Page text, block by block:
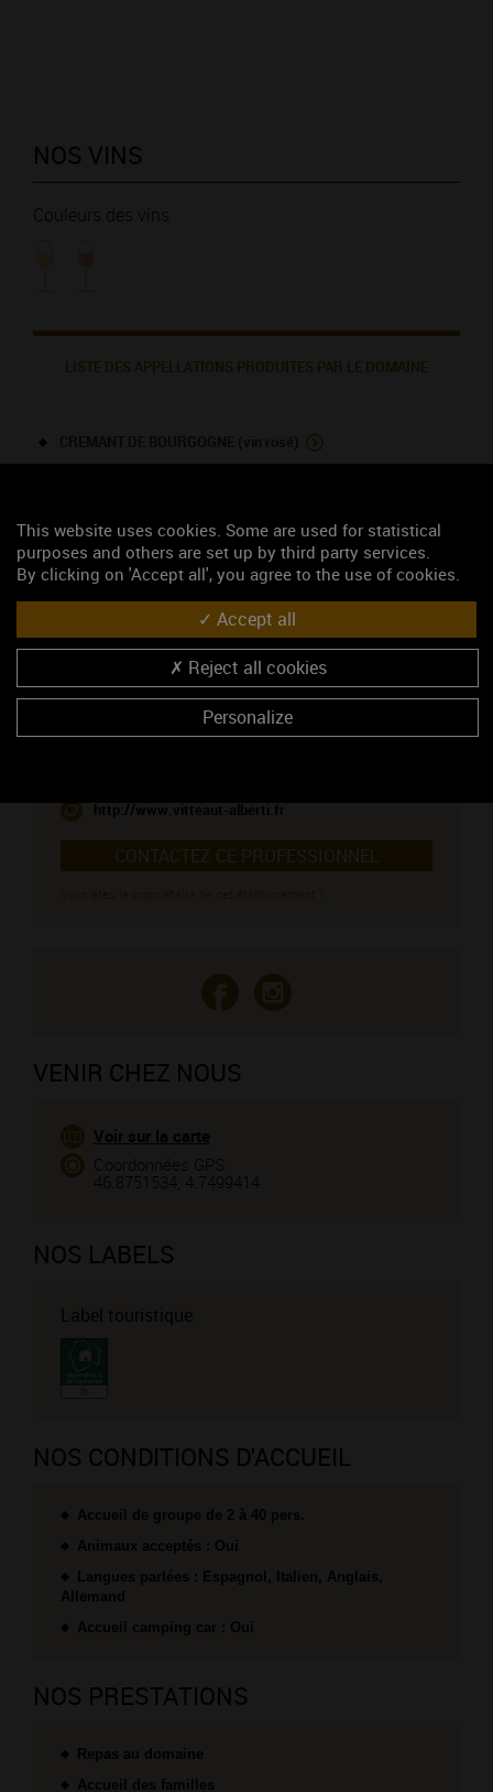
NOS VINS
Couleurs des vins
LISTE DES APPELLATIONS PRODUITES PAR LE DOMAINE
NOUS CONTACTER
Maison Vitteaut-Alberti
Négociant
16, rue de la Buisserolle
71150 RULLY
Mesdames BAUDRION / NEUZILLET Valérie /
http://www.vitteaut-alberti.fr
CONTACTEZ CE PROFESSIONNEL
VENIR CHEZ NOUS
Voir sur la carte
Coordonnées GPS :
46.8751534, 4.7499414
NOS LABELS
Label touristique
NOS CONDITIONS D'ACCUEIL
Accueil de groupe de 2 à 40 pers.
Animaux acceptés : Oui
Langues parlées : Espagnol, Italien, Anglais,
Allemand
Accueil camping car : Oui
NOS PRESTATIONS
Repas au domaine
Accueil des familles
This website uses cookies. Some are used for statistical
purposes and others are set up by third party services.
By clicking on 'Accept all', you agree to the use of cookies.
Accept all
Reject all cookies
Personalize